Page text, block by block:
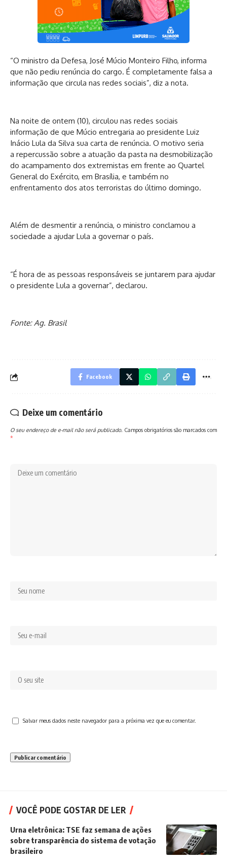
“O ministro da Defesa, José Múcio Monteiro Filho, informa
que não pediu renúncia do cargo. É completamente falsa a
informação que circula nas redes sociais”, diz a nota.
Na noite de ontem (10), circulou nas redes sociais
informação de que Múcio entregaria ao presidente Luiz
Inácio Lula da Silva sua carta de renúncia. O motivo seria
a repercussão sobre a atuação da pasta na desmobilização
do acampamento dos extremistas em frente ao Quartel
General do Exército, em Brasília, e também no
enfrentamento dos atos terroristas do último domingo.
Além de desmentir a renúncia, o ministro conclamou a
sociedade a ajudar Lula a governar o país.
“É hora de as pessoas responsáveis se juntarem para ajudar
o presidente Lula a governar”, declarou.
Fonte: Ag. Brasil
Facebook
Deixe um comentário
O seu endereço de e-mail não será publicado. Campos obrigatórios são marcados com
*
Salvar meus dados neste navegador para a próxima vez que eu comentar.
VOCÊ PODE GOSTAR DE LER
Urna eletrônica: TSE faz semana de ações
sobre transparência do sistema de votação
brasileiro